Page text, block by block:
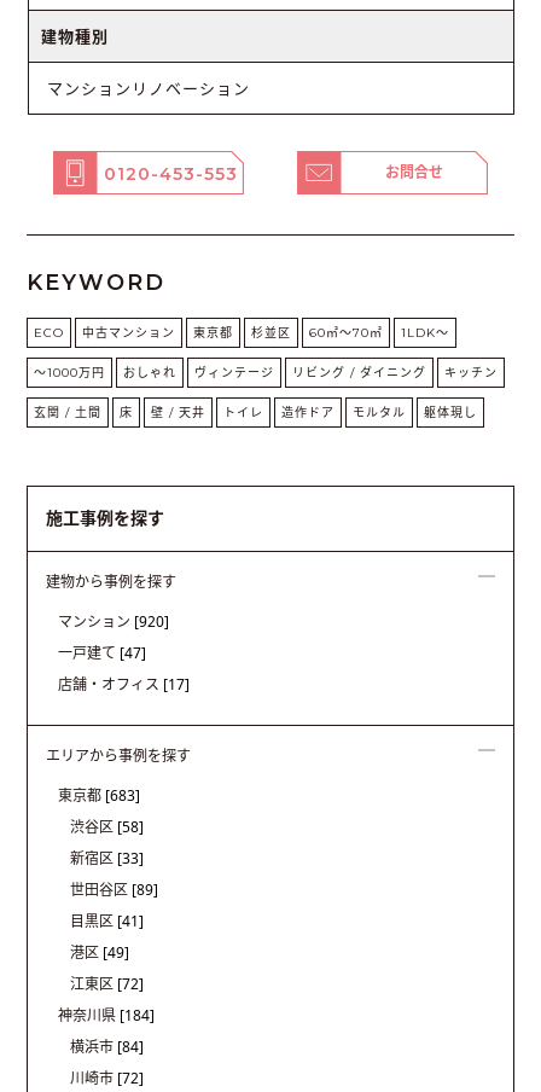
建物種別
マンションリノベーション
0120-453-553 お問合せ
KEYWORD
ECO 中古マンション 東京都 杉並区 60㎡〜70㎡ 1LDK〜
〜1000万円 おしゃれ ヴィンテージ リビング / ダイニング キッチン
玄関 / 土間 床 壁 / 天井 トイレ 造作ドア モルタル 躯体現し
施工事例を探す
建物から事例を探す
マンション [920]
一戸建て [47]
店舗・オフィス [17]
エリアから事例を探す
東京都 [683]
渋谷区 [58]
新宿区 [33]
世田谷区 [89]
目黒区 [41]
港区 [49]
江東区 [72]
神奈川県 [184]
横浜市 [84]
川崎市 [72]